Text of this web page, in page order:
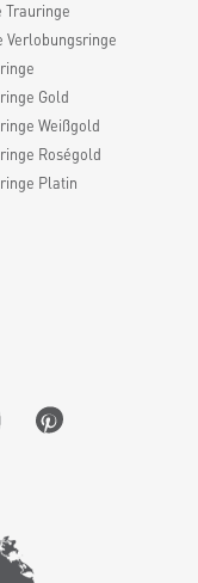
Trauringe
Verlobungsringe
Gold
Weißgold
Roségold
Platin